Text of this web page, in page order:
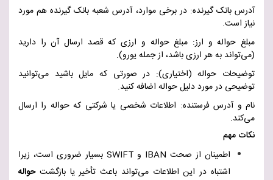
آدرس بانک گیرنده: در برخی موارد، آدرس شعبه بانک گیرنده هم مورد
نیاز است.
مبلغ حواله و ارز: مبلغ حواله و ارزی که قصد ارسال آن را دارید
(می‌تواند به هر ارزی باشد، از جمله یورو(
.
توضیحات حواله (اختیاری): در صورتی که مایل باشید می‌توانید
توضیحی در مورد دلیل حواله اضافه کنید.
نام و آدرس فرستنده: اطلاعات شخصی یا شرکتی که حواله را ارسال
می‌کند.
نکات مهم
اطمینان از صحتIBAN و SWIFTبسیار ضروری است، زیرا
اشتباه در این اطلاعات می‌تواند باعث تأخیر یا بازگشتحواله